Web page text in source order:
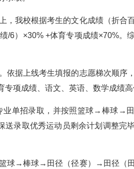
，我校根据考生的文化成绩（折合
/6）×30% +体育专项成绩×70%。
依据上线考生填报的志愿梯次顺序
项成绩、语文、英语、数学成绩高
业单招录取，并按照篮球→棒球→
录取优秀运动员剩余计划调整完
篮球→棒球→田径（径赛）→田径